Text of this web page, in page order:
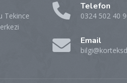
Tekince
Telefon
0324 502 40
Email